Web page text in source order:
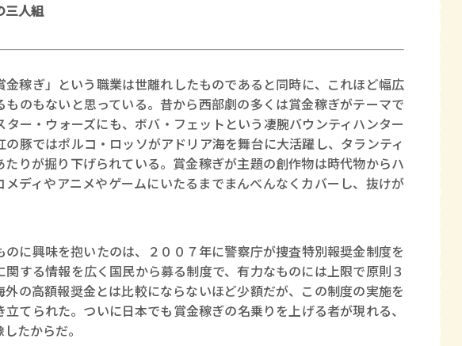
三人組
稼ぎ」という職業は世離れしたものであると同時に、これほど幅広
ものもないと思っている。昔から西部劇の多くは賞金稼ぎがテーマで
ター・ウォーズにも、ボバ・フェットという凄腕バウンティハンター
豚ではポルコ・ロッソがアドリア海を舞台に大活躍し、タランティ
たりが掘り下げられている。賞金稼ぎが主題の創作物は時代物からハ
メディやアニメやゲームにいたるまでまんべんなくカバーし、抜けが
に興味を抱いたのは、２００７年に警察庁が捜査特別報奨金制度を
する情報を広く国民から募る制度で、有力なものには上限で原則３
外の高額報奨金とは比較にならないほど少額だが、この制度の実施を
てられた。ついに日本でも賞金稼ぎの名乗りを上げる者が現れる、
たからだ。
賞金稼ぎスリーサム！ 二重拘束の…
著／川瀬七緒
ロボット・イン・ザ・システム